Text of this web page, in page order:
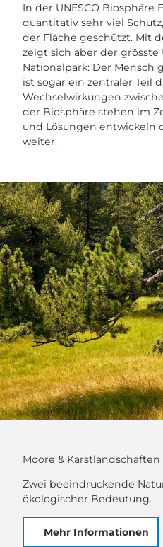
In der UNESCO Biosphäre
quantitativ sehr viel
der Fläche geschützt. Mit
zeigt sich aber der
Nationalpark: Der Mensch
ist sogar ein zentraler Teil
Wechselwirkungen
der Biosphäre stehen im
und Lösungen entwickeln
weiter.
Moore & Karstlandschaften
Zwei beeindruckende
ökologischer Bedeutung.
Mehr Informationen